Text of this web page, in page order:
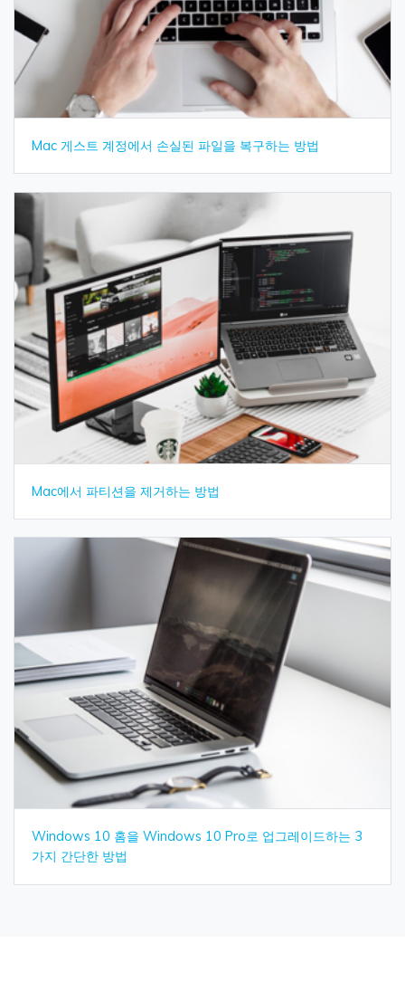
Mac 게스트 계정에서 손실된 파일을 복구하는 방법
Mac에서 파티션을 제거하는 방법
Windows 10 홈을 Windows 10 Pro로 업그레이드하는 3
가지 간단한 방법